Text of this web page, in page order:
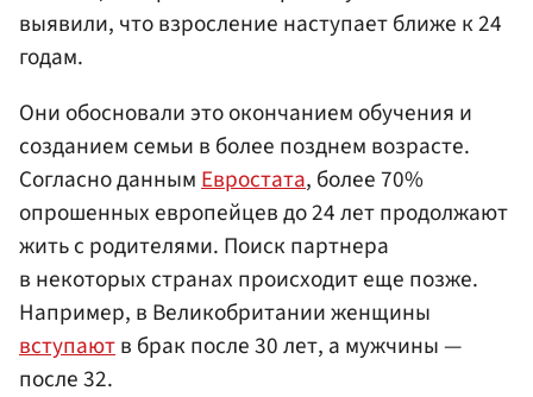
выявили, что взросление наступает ближе к 24
годам.
Они обосновали это окончанием обучения и
созданием семьи в более позднем возрасте.
Согласно даннымЕвростата, более 70%
опрошенных европейцев до 24 лет продолжают
жить с родителями. Поиск партнера
в некоторых странах происходит еще позже.
Например, в Великобритании женщины
вступаютв брак после 30 лет, а мужчины —
после 32.